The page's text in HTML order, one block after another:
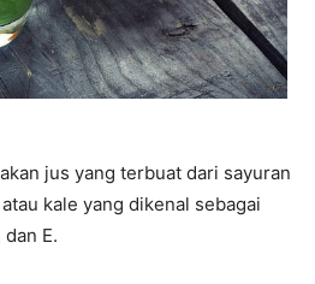
jus yang terbuat dari sayuran
kale yang dikenal sebagai
E.